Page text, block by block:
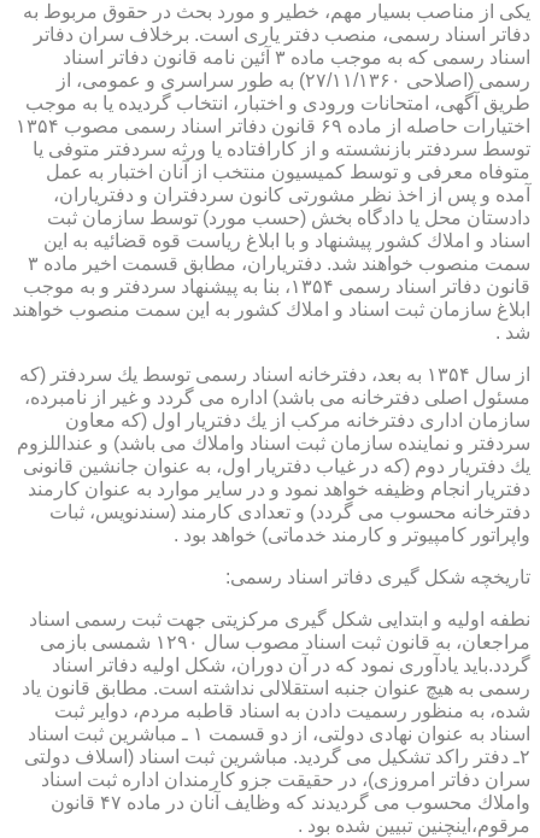
یكی از مناصب بسیار مهم، خطیر و مورد بحث در حقوق مربوط به
دفاتر اسناد رسمی، منصب دفتر یاری است. برخلاف سران دفاتر
اسناد رسمی كه به موجب ماده ۳ آئین نامه قانون دفاتر اسناد
رسمی (اصلاحی ۲۷/۱۱/۱۳۶۰) به طور سراسری و عمومی، از
طریق آگهی، امتحانات ورودی و اختبار، انتخاب گردیده یا به موجب
اختیارات حاصله از ماده ۶۹ قانون دفاتر اسناد رسمی مصوب ۱۳۵۴
توسط سردفتر بازنشسته و از كارافتاده یا ورثه سردفتر متوفی یا
متوفاه معرفی و توسط كمیسیون منتخب از آنان اختبار به عمل
آمده و پس از اخذ نظر مشورتی كانون سردفتران و دفتریاران،
دادستان محل یا دادگاه بخش (حسب مورد) توسط سازمان ثبت
اسناد و املاك كشور پیشنهاد و با ابلاغ ریاست قوه قضائیه به این
سمت منصوب خواهند شد. دفتریاران، مطابق قسمت اخیر ماده ۳
قانون دفاتر اسناد رسمی ۱۳۵۴، بنا به پیشنهاد سردفتر و به موجب
ابلاغ سازمان ثبت اسناد و املاك كشور به این سمت منصوب خواهند
شد .
از سال ۱۳۵۴ به بعد، دفترخانه اسناد رسمی توسط یك سردفتر (كه
مسئول اصلی دفترخانه می باشد) اداره می گردد و غیر از نامبرده،
سازمان اداری دفترخانه مركب از یك دفتریار اول (كه معاون
سردفتر و نماینده سازمان ثبت اسناد واملاك می باشد) و عنداللزوم
یك دفتریار دوم (كه در غیاب دفتریار اول، به عنوان جانشین قانونی
دفتریار انجام وظیفه خواهد نمود و در سایر موارد به عنوان كارمند
دفترخانه محسوب می گردد) و تعدادی كارمند (سندنویس، ثبات
واپراتور كامپیوتر و كارمند خدماتی) خواهد بود .
تاریخچه شكل گیری دفاتر اسناد رسمی:
نطفه اولیه و ابتدایی شكل گیری مركزیتی جهت ثبت رسمی اسناد
مراجعان، به قانون ثبت اسناد مصوب سال ۱۲۹۰ شمسی بازمی
گردد.باید یادآوری نمود كه در آن دوران، شكل اولیه دفاتر اسناد
رسمی به هیچ عنوان جنبه استقلالی نداشته است. مطابق قانون یاد
شده، به منظور رسمیت دادن به اسناد قاطبه مردم، دوایر ثبت
اسناد به عنوان نهادی دولتی، از دو قسمت ۱ ـ مباشرین ثبت اسناد
۲ـ دفتر راكد تشكیل می گردید. مباشرین ثبت اسناد (اسلاف دولتی
سران دفاتر امروزی)، در حقیقت جزو كارمندان اداره ثبت اسناد
واملاك محسوب می گردیدند كه وظایف آنان در ماده ۴۷ قانون
مرقوم،اینچنین تبیین شده بود .